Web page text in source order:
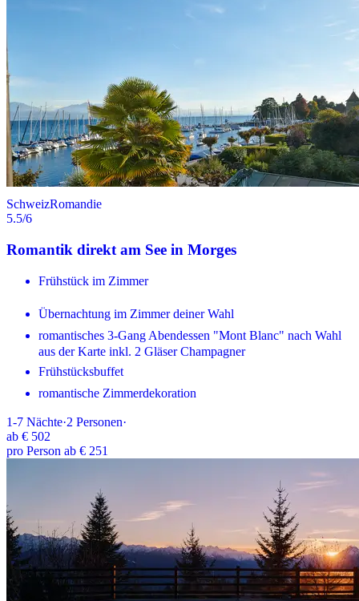
SchweizRomandie
5.5/6
Romantik direkt am See in Morges
Frühstück im Zimmer
Übernachtung im Zimmer deiner Wahl
romantisches 3-Gang Abendessen "Mont Blanc" nach Wahl
aus der Karte inkl. 2 Gläser Champagner
Frühstücksbuffet
romantische Zimmerdekoration
1-7 Nächte·2 Personen·
ab € 502
pro Person ab € 251